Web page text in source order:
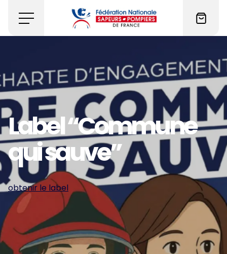
Label “Commune
qui sauve”
obtenir le label